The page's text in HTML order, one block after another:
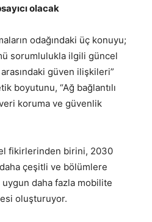
olacak
odağındaki üç konuyu;
sorumlulukla ilgili güncel
güven ilişkileri”
boyutunu, “Ağ bağlantılı
koruma ve güvenlik
fikirlerinden birini, 2030
daha çeşitli ve bölümlere
uygun daha fazla mobilite
oluşturuyor.